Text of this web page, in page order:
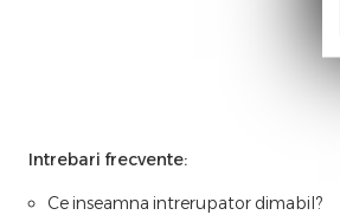
Intrebari frecvente:
Ce inseamna intrerupator dimabil?